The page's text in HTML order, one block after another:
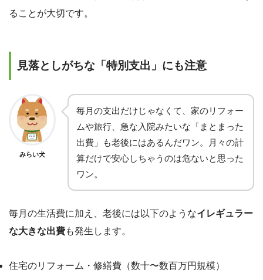
ることが大切です。
見落としがちな「特別支出」にも注意
みらい犬
毎月の支出だけじゃなくて、家のリフォー
ムや旅行、急な入院みたいな「まとまった
出費」も老後にはあるんだワン。月々の計
算だけで安心しちゃうのは危ないと思った
ワン。
毎月の生活費に加え、老後には以下のようなイレギュラー
な大きな出費も発生します。
住宅のリフォーム・修繕費（数十〜数百万円規模）